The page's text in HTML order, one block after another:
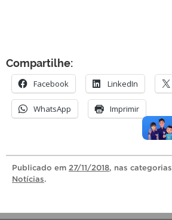
Compartilhe:
Facebook LinkedIn
WhatsApp Imprimir
Publicado em 27/11/2018, nas categorias
Notícias.